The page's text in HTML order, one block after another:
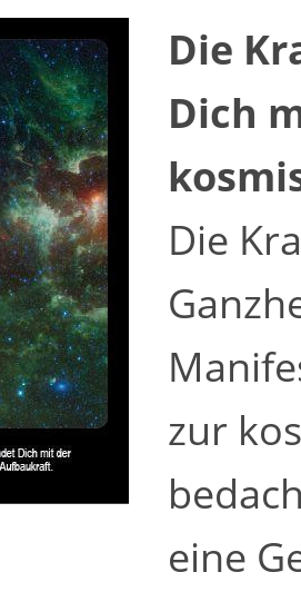
Die
Dich
Die
zur
eine